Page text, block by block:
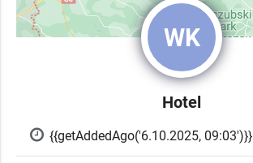
WK
Hotel
{{getAddedAgo('6.10.2025, 09:03')}}